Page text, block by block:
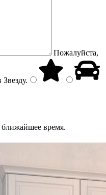
Пожалуйста,
Звезду.
время.